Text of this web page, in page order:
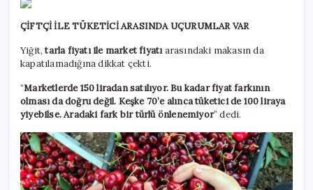
ÇİFTÇİ İLE TÜKETİCİ ARASINDA UÇURUMLAR VAR
Yiğit,tarla fiyatı ile market fiyatıarasındaki makasın da
kapatılamadığına dikkat çekti.
“Marketlerde 150 liradan satılıyor. Bu kadar fiyat farkının
olması da doğru değil. Keşke 70’e alınca tüketici de 100 liraya
yiyebilse. Aradaki fark bir türlü önlenemiyor” dedi.